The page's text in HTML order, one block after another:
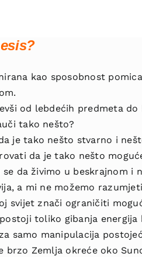
kao sposobnost
od lebdećih predmeta
tako nešto?
je tako nešto stvarno i
da je tako nešto
se da živimo u beskrajnom i
a mi ne možemo
svijet znači ograničiti
toliko gibanja
samo manipulacija
brzo Zemlja okreće oko